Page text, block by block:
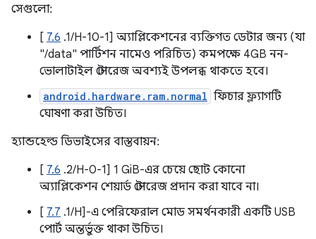
সেগুলো:
[ 7.6 .1/H-10-1] অ্যাপ্লিকেশনের ব্যক্তিগত ডেটার জন্য (যা
"/data" পার্টিশন নামেও পরিচিত) কমপক্ষে 4GB নন-
ভোলাটাইল স্টোরেজ অবশ্যই উপলব্ধ থাকতে হবে।
android.hardware.ram.normal ফিচার ফ্ল্যাগটি
ঘোষণা করা উচিত।
হ্যান্ডহেল্ড ডিভাইসের বাস্তবায়ন:
[ 7.6 .2/H-0-1] 1 GiB-এর চেয়ে ছোট কোনো
অ্যাপ্লিকেশন শেয়ার্ড স্টোরেজ প্রদান করা যাবে না।
[ 7.7 .1/H]-এ পেরিফেরাল মোড সমর্থনকারী একটি USB
পোর্ট অন্তর্ভুক্ত থাকা উচিত।